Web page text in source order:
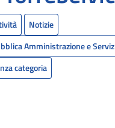
Notizie
Amministrazione e
categoria